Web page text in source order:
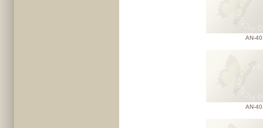
AN-
AN-